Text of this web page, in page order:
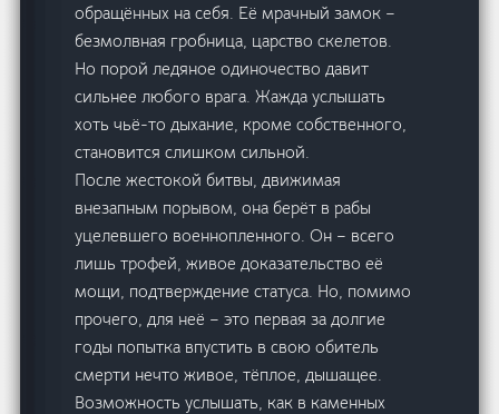
обращённых на себя. Её мрачный замок –
безмолвная гробница, царство скелетов.
Но порой ледяное одиночество давит
сильнее любого врага. Жажда услышать
хоть чьё-то дыхание, кроме собственного,
становится слишком сильной.
После жестокой битвы, движимая
внезапным порывом, она берёт в рабы
уцелевшего военнопленного. Он – всего
лишь трофей, живое доказательство её
мощи, подтверждение статуса. Но, помимо
прочего, для неё – это первая за долгие
годы попытка впустить в свою обитель
смерти нечто живое, тёплое, дышащее.
Возможность услышать, как в каменных